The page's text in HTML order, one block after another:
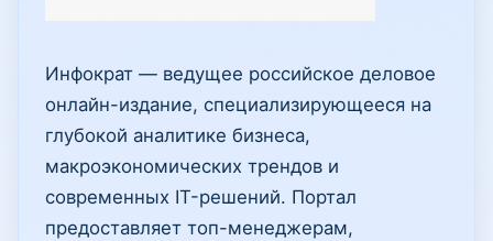
Инфократ — ведущее российское деловое
онлайн-издание, специализирующееся на
глубокой аналитике бизнеса,
макроэкономических трендов и
современных IT-решений. Портал
предоставляет топ-менеджерам,